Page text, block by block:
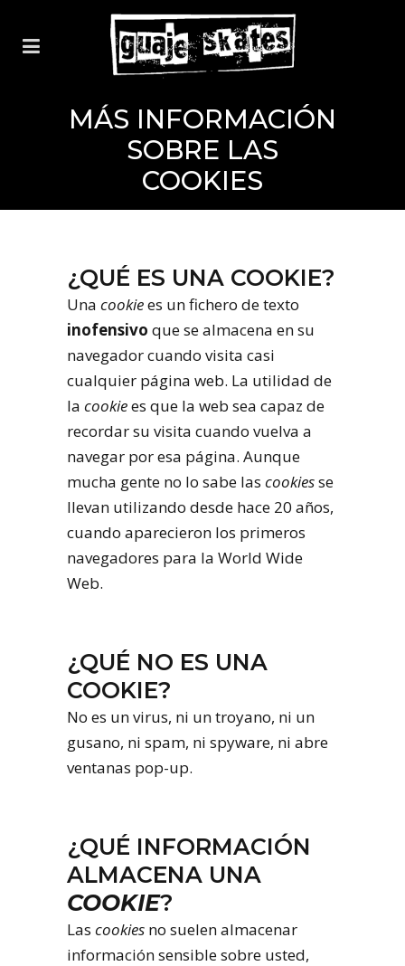
MÁS INFORMACIÓN
SOBRE LAS
COOKIES
¿QUÉ ES UNA COOKIE?
Una cookiees un fichero de texto
inofensivo que se almacena en su
navegador cuando visita casi
cualquier página web. La utilidad de
la cookiees que la web sea capaz de
recordar su visita cuando vuelva a
navegar por esa página. Aunque
mucha gente no lo sabe las cookiesse
llevan utilizando desde hace 20 años,
cuando aparecieron los primeros
navegadores para la World Wide
Web.
¿QUÉ NO ES UNA
COOKIE?
No es un virus, ni un troyano, ni un
gusano, ni spam, ni spyware, ni abre
ventanas pop-up.
¿QUÉ INFORMACIÓN
ALMACENA UNA
COOKIE?
Las cookies no suelen almacenar
información sensible sobre usted,